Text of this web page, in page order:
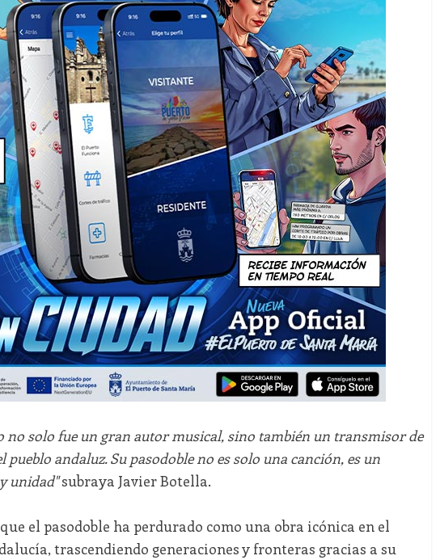
no solo fue un gran autor musical, sino también un transmisor de
pueblo andaluz. Su pasodoble no es solo una canción, es un
unidad"subraya Javier Botella.
el pasodoble ha perdurado como una obra icónica en el
trascendiendo generaciones y fronteras gracias a su